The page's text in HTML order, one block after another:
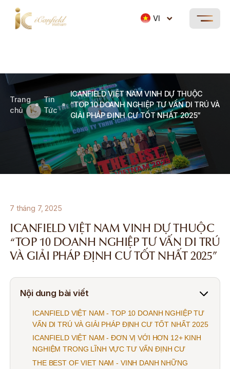
VI
Trang
chủ
Tin
Tức
ICANFIELD VIỆT NAM VINH DỰ THUỘC
“TOP 10 DOANH NGHIỆP TƯ VẤN DI TRÚ VÀ
GIẢI PHÁP ĐỊNH CƯ TỐT NHẤT 2025”
7 tháng 7, 2025
ICANFIELD VIỆT NAM VINH DỰ THUỘC
“TOP 10 DOANH NGHIỆP TƯ VẤN DI TRÚ
VÀ GIẢI PHÁP ĐỊNH CƯ TỐT NHẤT 2025”
Nội dung bài viết
ICANFIELD VIỆT NAM - TOP 10 DOANH NGHIỆP TƯ
VẤN DI TRÚ VÀ GIẢI PHÁP ĐỊNH CƯ TỐT NHẤT 2025
ICANFIELD VIỆT NAM - ĐƠN VỊ VỚI HƠN 12+ KINH
NGHIỆM TRONG LĨNH VỰC TƯ VẤN ĐỊNH CƯ
THE BEST OF VIET NAM - VINH DANH NHỮNG